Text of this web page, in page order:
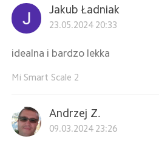
Jakub Ładniak
23.05.2024 20:33
idealna i bardzo lekka
Mi Smart Scale 2
Andrzej Z.
09.03.2024 23:26